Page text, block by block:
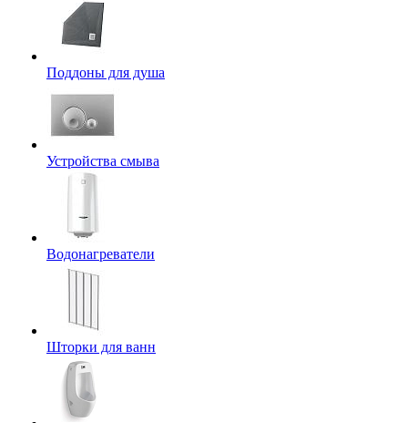
Поддоны для душа
Устройства смыва
Водонагреватели
Шторки для ванн